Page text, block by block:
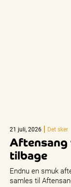
21 juli, 2026 Det sker
Aftensang
tilbage
Endnu en smuk
samles til